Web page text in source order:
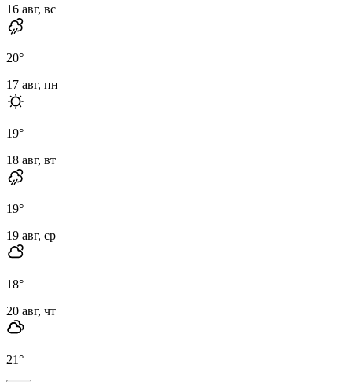
16 авг, вс
20°
17 авг, пн
19°
18 авг, вт
19°
19 авг, ср
18°
20 авг, чт
21°